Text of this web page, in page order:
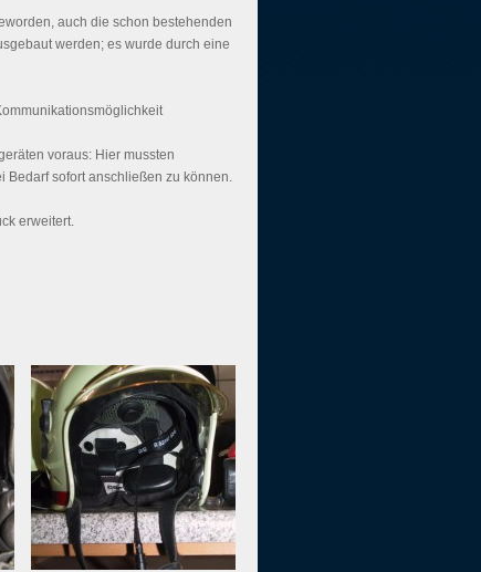
auch die schon bestehenden
werden; es wurde durch eine
voraus: Hier mussten
Bedarf sofort anschließen zu können.
erweitert.